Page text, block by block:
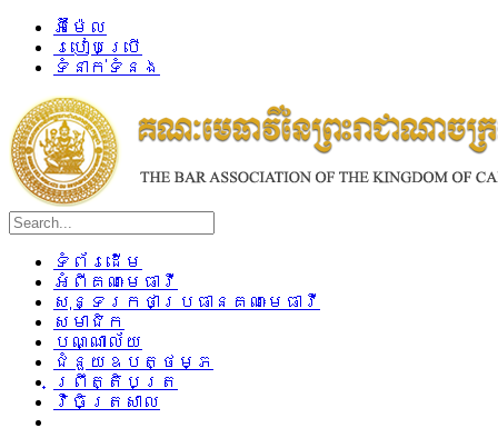
អ៊ីម៉ែល
របៀបប្រើ
ទំនាក់ទំនង
ទំព័រដើម
អំពីគណៈមេធាវី
សុន្ទរកថាប្រធានគណៈមេធាវី
សមាជិក
បណ្ណាល័យ
ជំនួយឧបត្ថម្ភ
ព្រឹត្តិបត្រ
វិចិត្រសាល